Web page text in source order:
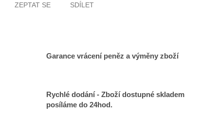
ZEPTAT SE SDÍLET
Garance vrácení peněz a výměny zboží
Rychlé dodání - Zboží dostupné skladem
posíláme do 24hod.